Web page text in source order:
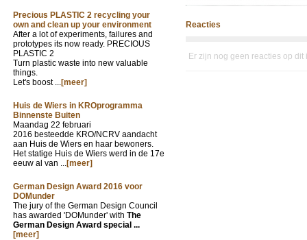
Precious PLASTIC 2 recycling your
own and clean up your environment
After a lot of experiments, failures and
prototypes its now ready. PRECIOUS
PLASTIC 2
Turn plastic waste into new valuable
things.
Let's boost ...[meer]
Huis de Wiers in KROprogramma
Binnenste Buiten
Maandag 22 februari
2016 besteedde KRO/NCRV aandacht
aan Huis de Wiers en haar bewoners.
Het statige Huis de Wiers werd in de 17e
eeuw al van ...[meer]
German Design Award 2016 voor
DOMunder
The jury of the German Design Council
has awarded 'DOMunder' with The
German Design Award special ...
[meer]
Reacties
Er zijn nog geen reacties op dit